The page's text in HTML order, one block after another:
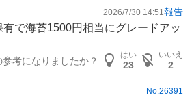
2026/7/30 14:51 報告
で海苔1500円相当にグレードアッ
考になりましたか？
はい
23
いいえ
2
No.26391